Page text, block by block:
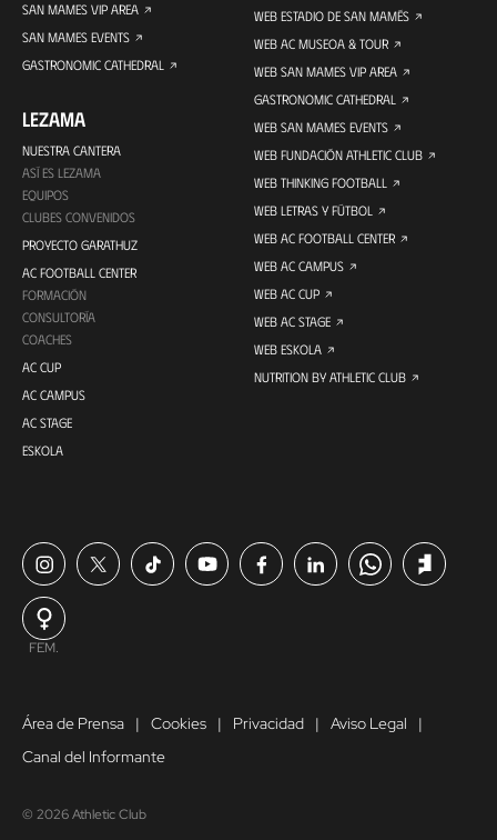
SAN MAMES VIP AREA
SAN MAMES EVENTS
GASTRONOMIC CATHEDRAL
LEZAMA
NUESTRA CANTERA
ASÍ ES LEZAMA
EQUIPOS
CLUBES CONVENIDOS
PROYECTO GARATHUZ
AC FOOTBALL CENTER
FORMACIÓN
CONSULTORÍA
COACHES
AC CUP
AC CAMPUS
AC STAGE
ESKOLA
WEB ESTADIO DE SAN MAMÉS
WEB AC MUSEOA & TOUR
WEB SAN MAMES VIP AREA
GASTRONOMIC CATHEDRAL
WEB SAN MAMES EVENTS
WEB FUNDACIÓN ATHLETIC CLUB
WEB THINKING FOOTBALL
WEB LETRAS Y FÚTBOL
WEB AC FOOTBALL CENTER
WEB AC CAMPUS
WEB AC CUP
WEB AC STAGE
WEB ESKOLA
NUTRITION BY ATHLETIC CLUB
FEM.
Área de Prensa Cookies Privacidad
Aviso Legal
Canal del Informante
© 2026 Athletic Club